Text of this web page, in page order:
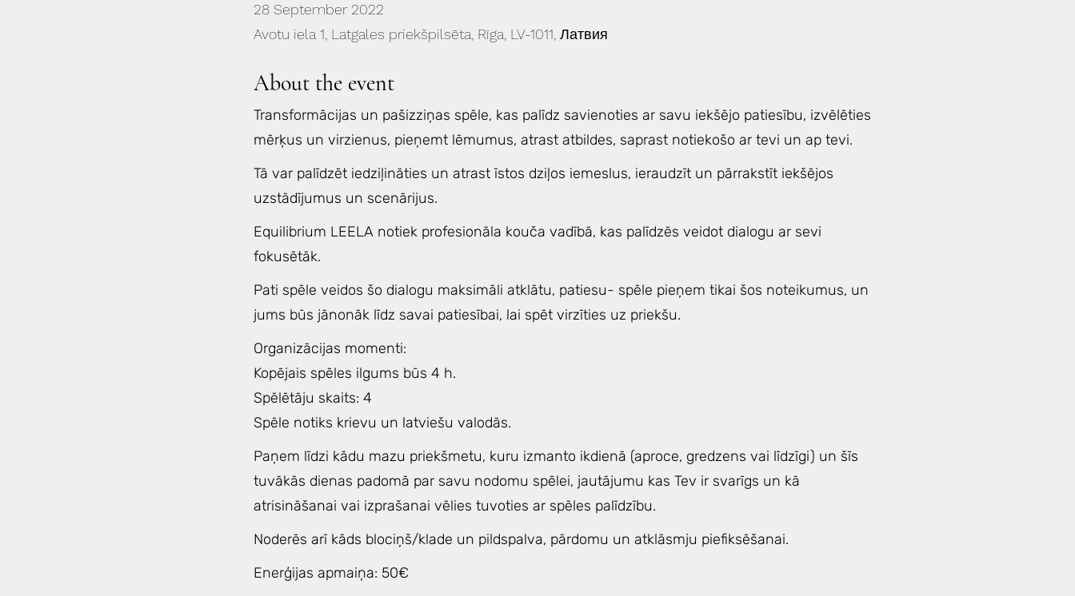
28 September 2022
Avotu iela 1, Latgales priekšpilsēta, Rīga, LV-1011, Латвия
About the event
Transformācijas un pašizziņas spēle, kas palīdz savienoties ar savu iekšējo patiesību, izvēlēties
mērķus un virzienus, pieņemt lēmumus, atrast atbildes, saprast notiekošo ar tevi un ap tevi.
Tā var palīdzēt iedziļināties un atrast īstos dziļos iemeslus, ieraudzīt un pārrakstīt iekšējos
uzstādījumus un scenārijus.
Equilibrium LEELA notiek profesionāla kouča vadībā, kas palīdzēs veidot dialogu ar sevi
fokusētāk.
Pati spēle veidos šo dialogu maksimāli atklātu, patiesu- spēle pieņem tikai šos noteikumus, un
jums būs jānonāk līdz savai patiesībai, lai spēt virzīties uz priekšu.
Organizācijas momenti:
Kopējais spēles ilgums būs 4 h.
Spēlētāju skaits: 4
Spēle notiks krievu un latviešu valodās.
Paņem līdzi kādu mazu priekšmetu, kuru izmanto ikdienā (aproce, gredzens vai līdzīgi) un šīs
tuvākās dienas padomā par savu nodomu spēlei, jautājumu kas Tev ir svarīgs un kā
atrisināšanai vai izprašanai vēlies tuvoties ar spēles palīdzību.
Noderēs arī kāds blociņš/klade un pildspalva, pārdomu un atklāsmju piefiksēšanai.
Enerģijas apmaiņa: 50€